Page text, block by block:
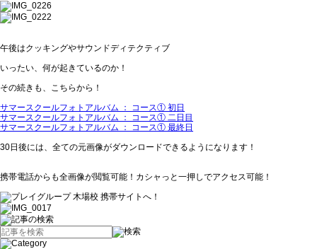
午後はクッキングやサウンドディテクティブ
いったい、何が起きているのか！
その続きも、こちらから！
サマースクールフォトアルバム ： コース① 初日
サマースクールフォトアルバム ： コース① 二日目
サマースクールフォトアルバム ： コース① 最終日
30日後には、全ての元画像がダウンロードできるようになります！
携帯電話からも全画像が閲覧可能！カシャっと一押しでアクセス可能！